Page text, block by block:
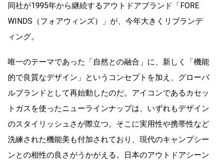
同社が1995年から継続するアウトドアブランド「FORE
WINDS（フォアウィンズ）」が、今年大きくリブランデ
ィング。
唯一のテーマであった「自然との融合」に、新しく「機能
的で良質なデザイン」というコンセプトを加え、グローバ
ルブランドとして再始動したのだ。アイコンであるカセッ
トガスを使ったニューラインナップは、いずれもデザイン
のスタイリッシュさが際立つ。そこに実用性や携帯性など
洗練された機能美も付加されており、現代のキャンプシー
ンとの相性の良さがうかがえる。日本のアウトドアシーン